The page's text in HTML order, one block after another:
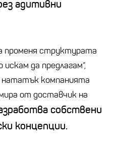
адитивни
променя структурата
да предлагам“,
нататък компанията
от доставчик на
собствени
концепции.